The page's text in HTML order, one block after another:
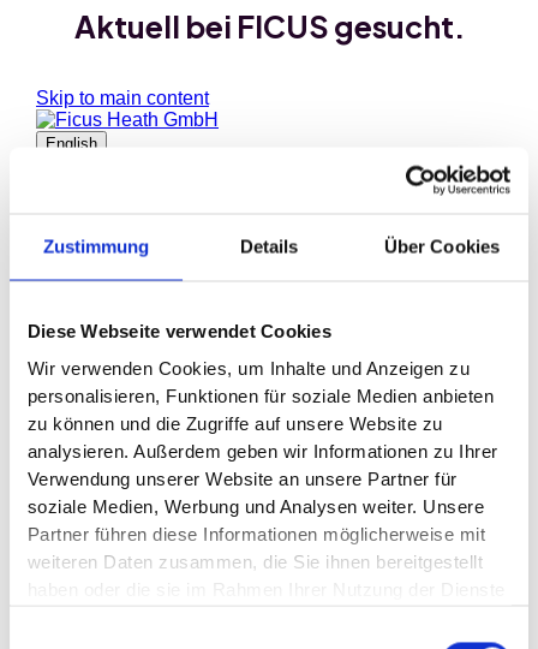
Zustimmung Details Über Cookies
Diese Webseite verwendet Cookies
Wir verwenden Cookies, um Inhalte und Anzeigen zu
personalisieren, Funktionen für soziale Medien anbieten
zu können und die Zugriffe auf unsere Website zu
analysieren. Außerdem geben wir Informationen zu Ihrer
Verwendung unserer Website an unsere Partner für
soziale Medien, Werbung und Analysen weiter. Unsere
Partner führen diese Informationen möglicherweise mit
weiteren Daten zusammen, die Sie ihnen bereitgestellt
Aktuell bei FICUS gesucht.